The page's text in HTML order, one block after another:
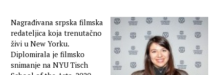
Nagrađivana srpska filmska
redateljica koja trenutačno
živi u New Yorku.
Diplomirala je filmsko
snimanje na NYU Tisch